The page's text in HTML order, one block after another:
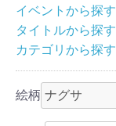
イベントから探す
タイトルから探す
カテゴリから探す
絵柄